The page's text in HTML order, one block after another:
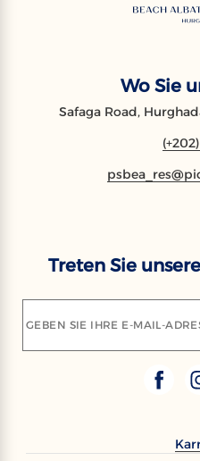
Wo Sie
Safaga Road,
Treten Sie
GEBEN SIE IHRE E-MAIL-